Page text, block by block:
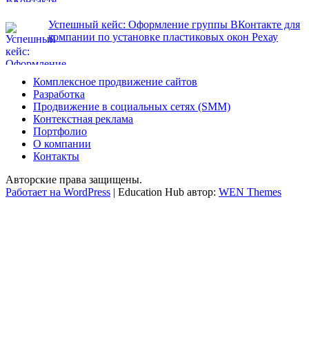
Успешный кейс: Оформление группы ВКонтакте для
компании по установке пластиковых окон Рехау
Комплексное продвижение сайтов
Разработка
Продвижение в социальных сетях (SMM)
Контекстная реклама
Портфолио
О компании
Контакты
Авторские права защищены.
Работает на WordPress | Education Hub автор: WEN Themes